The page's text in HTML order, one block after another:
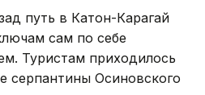
путь в Катон-Карагай
сам по себе
Туристам приходилось
серпантины Осиновского